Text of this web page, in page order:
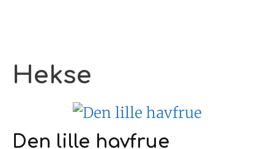
Hekse
Den lille havfrue